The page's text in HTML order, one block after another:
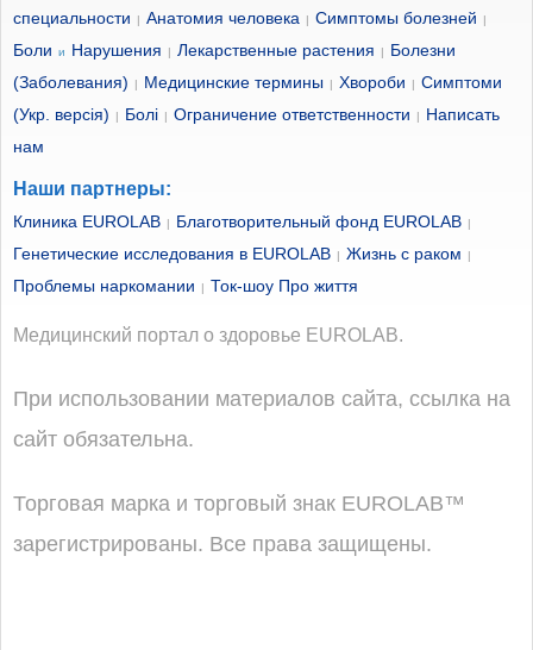
специальности
Анатомия человека Симптомы болезней
Боли и Нарушения Лекарственные растения
Болезни
(Заболевания)
Медицинские термины Хвороби
Симптоми
(Укр. версія)
Болі Ограничение ответственности
Написать
нам
Наши партнеры:
Клиника EUROLAB Благотворительный фонд EUROLAB
Генетические исследования в EUROLAB Жизнь с раком
Проблемы наркомании Ток-шоу Про життя
Медицинский портал о здоровье EUROLAB.
При использовании материалов сайта, ссылка на
сайт обязательна.
Торговая марка и торговый знак EUROLAB™
зарегистрированы. Все права защищены.